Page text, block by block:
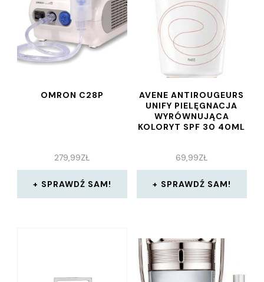
OMRON C28P
279,99ZŁ
SPRAWDŹ SAM!
AVENE ANTIROUGEURS
UNIFY PIELĘGNACJA
WYRÓWNUJĄCA
KOLORYT SPF 30 40ML
69,99ZŁ
SPRAWDŹ SAM!